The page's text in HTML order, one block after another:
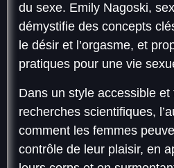
du sexe. Emily Nagoski,
démystifie des concepts
le désir et l’orgasme, et
pratiques pour une vie
Dans un style accessible
recherches scientifiques,
comment les femmes
contrôle de leur plaisir, en